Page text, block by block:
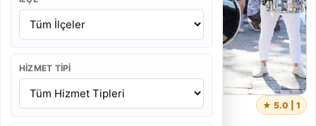
HIZMET TIPI
Bando Hicaz ★ 5.0 | 1